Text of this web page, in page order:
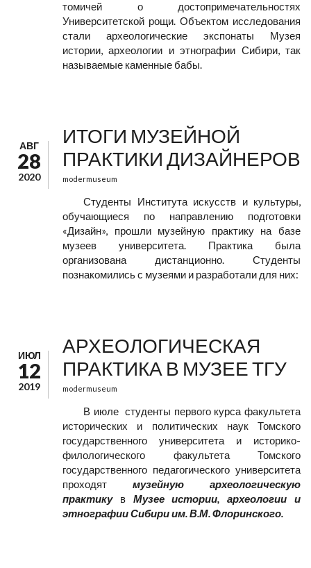
томичей о достопримечательностях
Университетской рощи. Объектом исследования
стали археологические экспонаты Музея
истории, археологии и этнографии Сибири, так
называемые каменные бабы.
АВГ
28
2020
ИТОГИ МУЗЕЙНОЙ
ПРАКТИКИ ДИЗАЙНЕРОВ
modermuseum
Студенты Института искусств и культуры,
обучающиеся по направлению подготовки
«Дизайн», прошли музейную практику на базе
музеев университета. Практика была
организована дистанционно. Студенты
познакомились с музеями и разработали для них:
ИЮЛ
12
2019
АРХЕОЛОГИЧЕСКАЯ
ПРАКТИКА В МУЗЕЕ ТГУ
modermuseum
В июле студенты первого курса факультета
исторических и политических наук Томского
государственного университета и историко-
филологического факультета Томского
государственного педагогического университета
проходят музейную археологическую
практикув Музее истории, археологии и
этнографии Сибири им. В.М. Флоринского.